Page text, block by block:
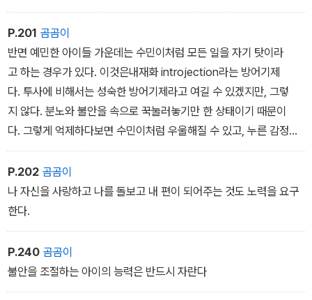
P.201 곰곰이
반면 예민한 아이들 가운데는 수민이처럼 모든 일을 자기 탓이라
고 하는 경우가 있다. 이것은내재화 introjection라는 방어기제
다. 투사에 비해서는 성숙한 방어기제라고 여길 수 있겠지만, 그렇
지 않다. 분노와 불안을 속으로 꾹눌러놓기만 한 상태이기 때문이
다. 그렇게 억제하다보면 수민이처럼 우울해질 수 있고, 누른 감정
이 어느 순간 폭발할 수도 있다. 문제가 생겼을 때는 이유가 무엇인
지, 어떤 사람과 어떤 요건들이 관계됐는지 알아보고, 내가 잘 몰랐
던 다른 이유는 없는지 찬찬히 살펴보며 잘못한 만큼만 반
P.202 곰곰이
나 자신을 사랑하고 나를 돌보고 내 편이 되어주는 것도 노력을 요구
한다.
P.240 곰곰이
불안을 조절하는 아이의 능력은 반드시 자란다